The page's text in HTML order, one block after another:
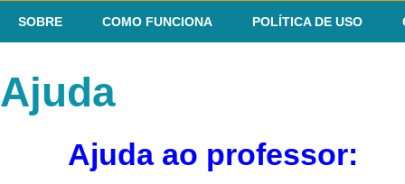
SOBRE COMO FUNCIONA POLÍTICA DE USO
Ajuda
Ajuda ao professor: